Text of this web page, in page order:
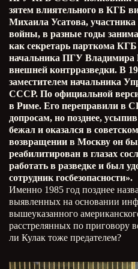
зятем влиятельного в КГБ
Михаила Усатова,
войны, в разные годы
как секретарь парткома
начальника ПГУ Владимира
внешней контрразведки. В
заместителем начальника
СССР. По официальной
в Риме. Его переправили в
допросам, но позднее,
бежал и оказался в
возвращении в Москву он
реабилитирован в глазах
работать в разведке и был
сотрудник госбезопасности».
Именно 1985 год позднее
выявленных на основании
вышеуказанного
расстрелянных по приговору
ли Кулак тоже предателем?